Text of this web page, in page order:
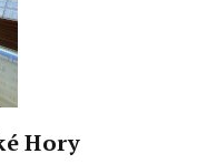
Hory